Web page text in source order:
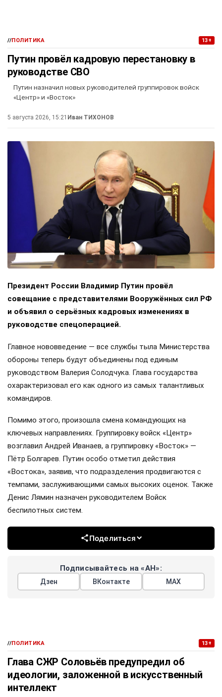
//ПОЛИТИКА 13+
Путин провёл кадровую перестановку в
руководстве СВО
Путин назначил новых руководителей группировок войск
«Центр» и «Восток»
5 августа 2026, 15:21 Иван ТИХОНОВ
Президент России Владимир Путин провёл
совещание с представителями Вооружённых сил РФ
и объявил о серьёзных кадровых изменениях в
руководстве спецоперацией.
Главное нововведение — все службы тыла Министерства
обороны теперь будут объединены под единым
руководством Валерия Солодчука. Глава государства
охарактеризовал его как одного из самых талантливых
командиров.
Помимо этого, произошла смена командующих на
ключевых направлениях. Группировку войск «Центр»
возглавил Андрей Иванаев, а группировку «Восток» —
Пётр Болгарев. Путин особо отметил действия
«Востока», заявив, что подразделения продвигаются с
темпами, заслуживающими самых высоких оценок. Также
Денис Лямин назначен руководителем Войск
беспилотных систем.
Поделиться
Подписывайтесь на «АН»:
Дзен ВКонтакте МАХ
//ПОЛИТИКА 13+
Глава СЖР Соловьёв предупредил об
идеологии, заложенной в искусственный
интеллект